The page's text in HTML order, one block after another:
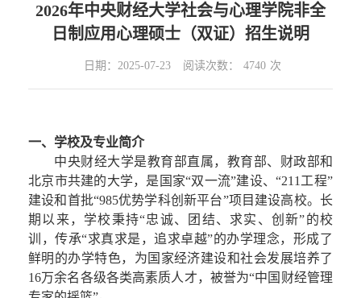
2026年中央财经大学社会与心理学院非全
日制应用心理硕士（双证）招生说明
日期：2025-07-23 阅读次数： 4740 次
一、学校及专业简介
中央财经大学是教育部直属，教育部、财政部和
北京市共建的大学，是国家“双一流”建设、“211工程”
建设和首批“985优势学科创新平台”项目建设高校。长
期以来，学校秉持“忠诚、团结、求实、创新”的校
训，传承“求真求是，追求卓越”的办学理念，形成了
鲜明的办学特色，为国家经济建设和社会发展培养了
16万余名各级各类高素质人才，被誉为“中国财经管理